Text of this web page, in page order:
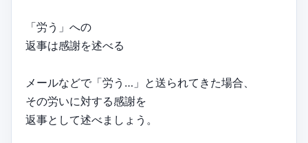
「労う」への
返事は感謝を述べる
メールなどで「労う…」と送られてきた場合、
その労いに対する感謝を
返事として述べましょう。